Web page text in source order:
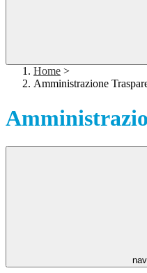
Home >
Amministrazione